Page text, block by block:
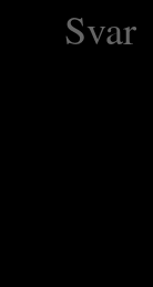
Svar